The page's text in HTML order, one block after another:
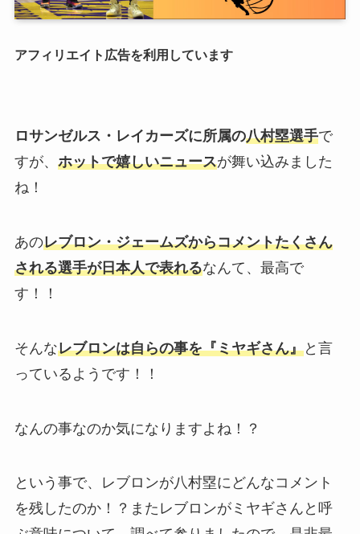
アフィリエイト広告を利用しています
ロサンゼルス・レイカーズに所属の八村塁選手で
すが、 ホットで嬉しいニュースが舞い込みました
ね！
あのレブロン・ジェームズからコメントたくさん
される選手が日本人で表れるなんて、最高で
す！！
そんなレブロンは自らの事を『ミヤギさん』と言
っているようです！！
なんの事なのか気になりますよね！？
という事で、レブロンが八村塁にどんなコメント
を残したのか！？またレブロンがミヤギさんと呼